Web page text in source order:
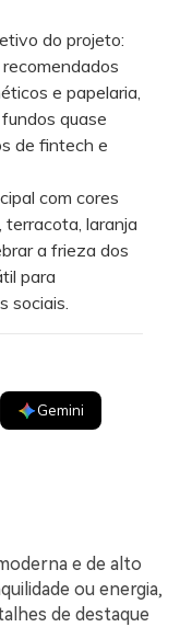
do projeto:
e papelaria,
quase
de fintech e
com cores
terracota, laranja
a frieza dos
para
sociais.
Gemini
e de alto
ou energia,
de destaque